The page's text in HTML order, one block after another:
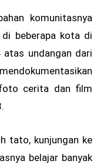
komunitasnya
beberapa kota di
undangan dari
cerita dan film
tato, kunjungan ke
belajar banyak